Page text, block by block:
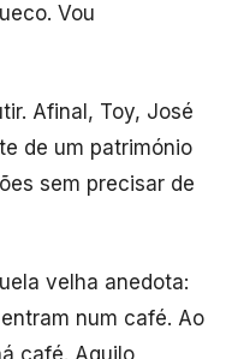
Vou
Afinal, Toy, José
de um património
sem precisar de
velha anedota:
num café. Ao